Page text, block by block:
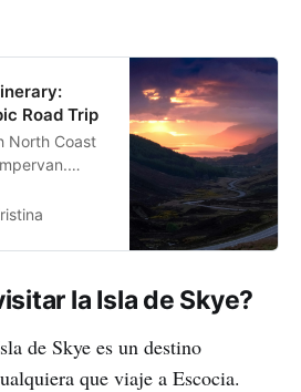
Road Trip
North Coast
la Isla de Skye?
de Skye es un destino
que viaje a Escocia.